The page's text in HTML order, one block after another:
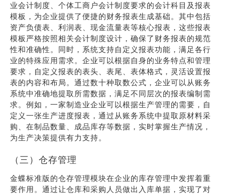
业会计制度、个体工商户会计制度要求的会计科目及报表
模板，为企业提供了便捷的财务报表生成基础。其中包括
资产负债表、利润表、现金流量表等核心报表，这些报表
模板严格按照相关会计制度设计，确保了财务报表的规范
性和准确性。同时，系统支持自定义报表功能，满足各行
业的特殊应用需求。企业可以根据自身的业务特点和管理
要求，自定义报表的表头、表尾、表体格式，灵活设置报
表的内容和布局。通过数十种取数公式，企业可以从账务
系统中准确地提取所需数据，满足不同层次的报表编制需
求。例如，一家制造业企业可以根据生产管理的需要，自
定义一张生产进度报表，通过从账务系统中提取原材料采
购、在制品数量、成品库存等数据，实时掌握生产情况，
为生产决策提供有力支持。
（三）仓存管理
金蝶标准版的仓存管理模块在企业的库存管理中发挥着重
要作用。通过让仓库和采购人员做出入库单据，实现了对